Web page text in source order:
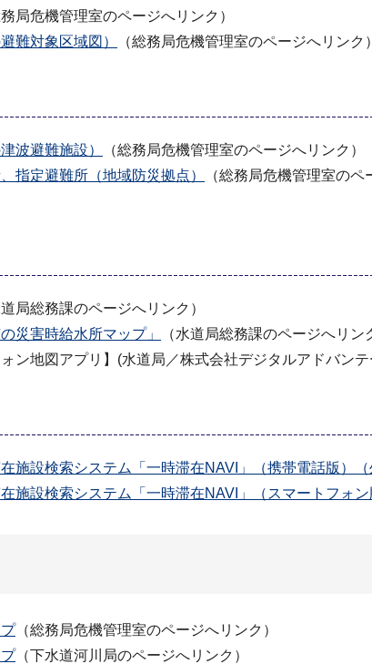
局危機管理室のページへリンク）
難対象区域図）
（総務局危機管理室のページへリンク）
波避難施設）
（総務局危機管理室のページへリンク）
指定避難所（地域防災拠点）
（総務局危機管理室のペ
道局総務課のページへリンク）
災害時給水所マップ」
（水道局総務課のページへリン
ォン地図アプリ】(水道局／株式会社デジタルアドバンテ
施設検索システム「一時滞在NAVI」（携帯電話版）（
施設検索システム「一時滞在NAVI」（スマートフォン
（総務局危機管理室のページへリンク）
（下水道河川局のページへリンク）